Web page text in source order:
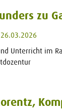
zu
Unterricht im